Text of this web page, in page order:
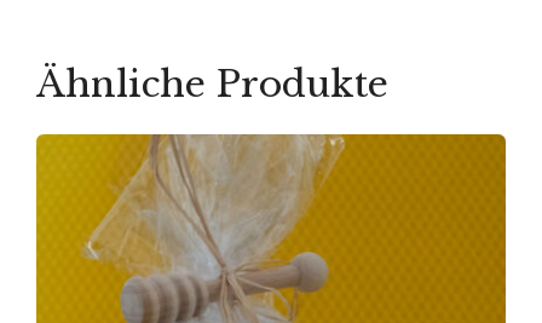
Ähnliche Produkte